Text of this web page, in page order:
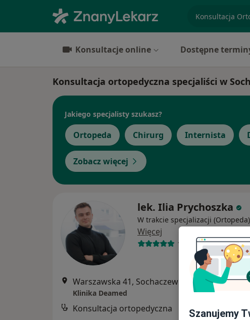
Konsultacje online Dostępne
Konsultacja ortopedyczna specjaliści w
Jakiego specjalisty szukasz?
Ortopeda Chirurg Internista
Zobacz więcej
lek. Ilia Prychoszka
W trakcie specjalizacji (Ortopeda)
Więcej
13 opinii
Warszawska 41, Sochaczew Mapa
Klinika Deamed
Konsultacja ortopedyczna od 280
Szanujemy